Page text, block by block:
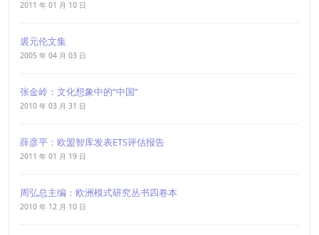
2011 年 01 月 10 日
裘元伦文集
2005 年 04 月 03 日
张金岭：文化想象中的“中国”
2010 年 03 月 31 日
薛彦平：欧盟智库发表ETS评估报告
2011 年 01 月 19 日
周弘总主编：欧洲模式研究丛书四卷本
2010 年 12 月 10 日